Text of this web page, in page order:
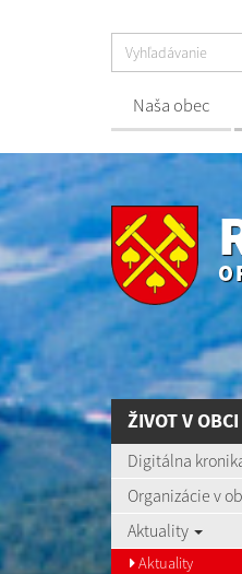
Naša obec
ŽIVOT V OBCI
Digitálna
Organizácie v
Aktuality
Aktuality